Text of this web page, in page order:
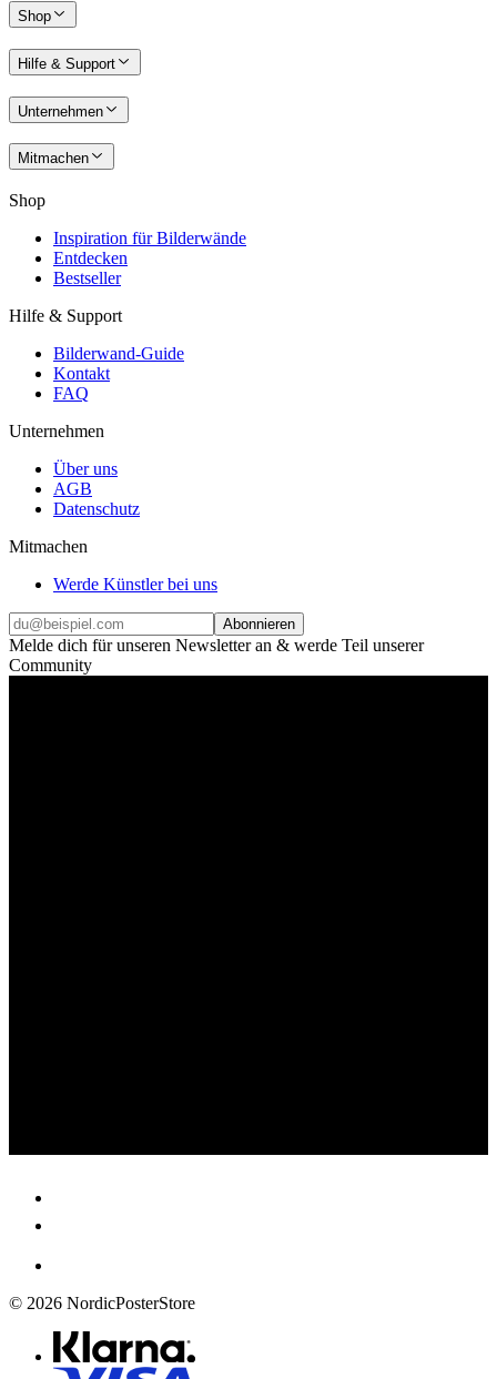
Shop
Hilfe & Support
Unternehmen
Mitmachen
Shop
Inspiration für Bilderwände
Entdecken
Bestseller
Hilfe & Support
Bilderwand-Guide
Kontakt
FAQ
Unternehmen
Über uns
AGB
Datenschutz
Mitmachen
Werde Künstler bei uns
Abonnieren
Melde dich für unseren Newsletter an & werde Teil unserer
Community
© 2026 NordicPosterStore